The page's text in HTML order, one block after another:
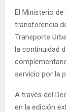
El Ministerio
transferencia
Transporte
la continuidad
servicio por la
A través del
en la edición